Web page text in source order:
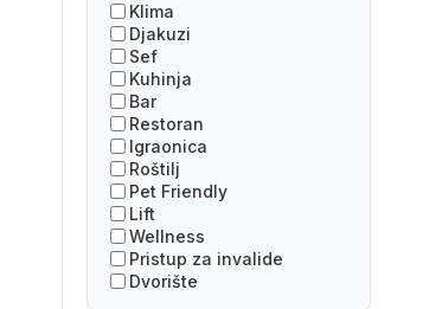
Klima
Djakuzi
Sef
Kuhinja
Bar
Restoran
Igraonica
Roštilj
Pet Friendly
Lift
Wellness
Pristup za invalide
Dvorište